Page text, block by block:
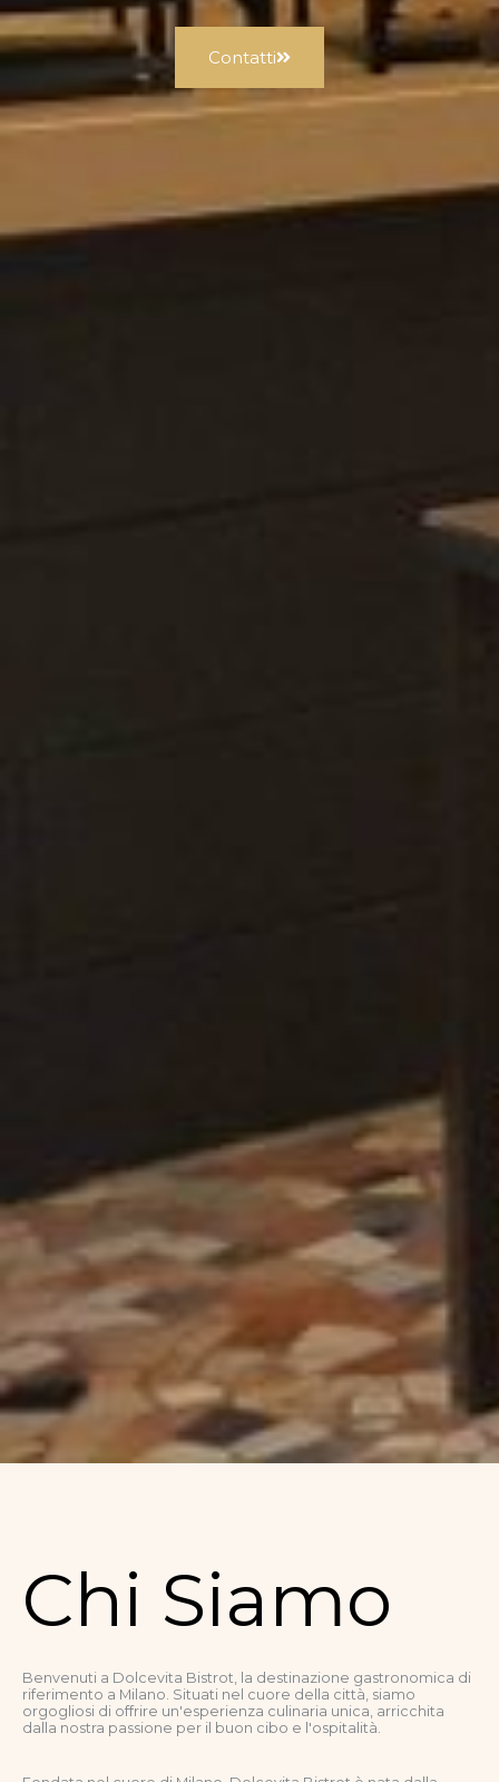
Contatti
Chi Siamo
Benvenuti a Dolcevita Bistrot, la destinazione gastronomica di
riferimento a Milano. Situati nel cuore della città, siamo
orgogliosi di offrire un'esperienza culinaria unica, arricchita
dalla nostra passione per il buon cibo e l'ospitalità.